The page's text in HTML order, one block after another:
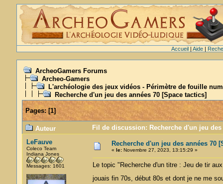
Accueil| Aide|
ArcheoGamers Forums
Archeo-Gamers
L'archéologie des jeux vidéos - Périmètre de fouille
Recherche d'un jeu des années 70 [Space tactics]
Pages:[1]
Auteur
Fil de discussion: Recherche d'un jeu
LeFauve
Coleco Team
Indiana Jones
Messages: 1601
Recherche d'un jeu des années 70
« le:Novembre 27, 2023, 13:15:29 »
Le topic "Recherche d'un titre : Jeu de tir
jouais fin 70s, début 80s et dont je ne me